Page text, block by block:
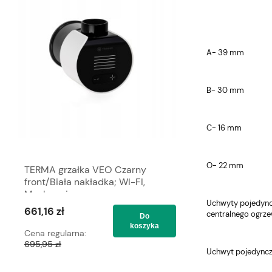
TERMA grzałka VEO Czarny
front/Biała nakładka; WI-FI,
Maskownica
661,16 zł
Cena regularna:
695,95 zł
Do
koszyka
TERMA grzałka
661,16 zł
A- 39 mm
B- 30 mm
C- 16 mm
O- 22 mm
Uchwyty
centralnego
Uchwyt